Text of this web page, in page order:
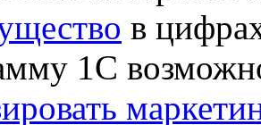
в
1С